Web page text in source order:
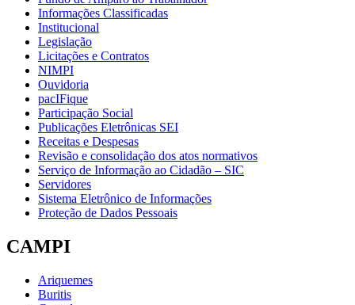
Informações Classificadas
Institucional
Legislação
Licitações e Contratos
NIMPI
Ouvidoria
pacIFique
Participação Social
Publicações Eletrônicas SEI
Receitas e Despesas
Revisão e consolidação dos atos normativos
Serviço de Informação ao Cidadão – SIC
Servidores
Sistema Eletrônico de Informações
Proteção de Dados Pessoais
CAMPI
Ariquemes
Buritis